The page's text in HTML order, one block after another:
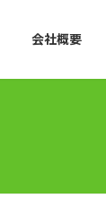
会社概要